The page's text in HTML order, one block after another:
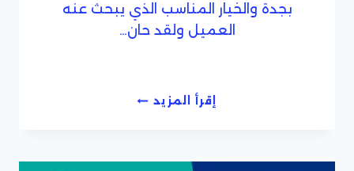
بجدة والخيار المناسب الذي يبحث عنه
العميل ولقد حان…
إقرأ المزيدافضل
جدة